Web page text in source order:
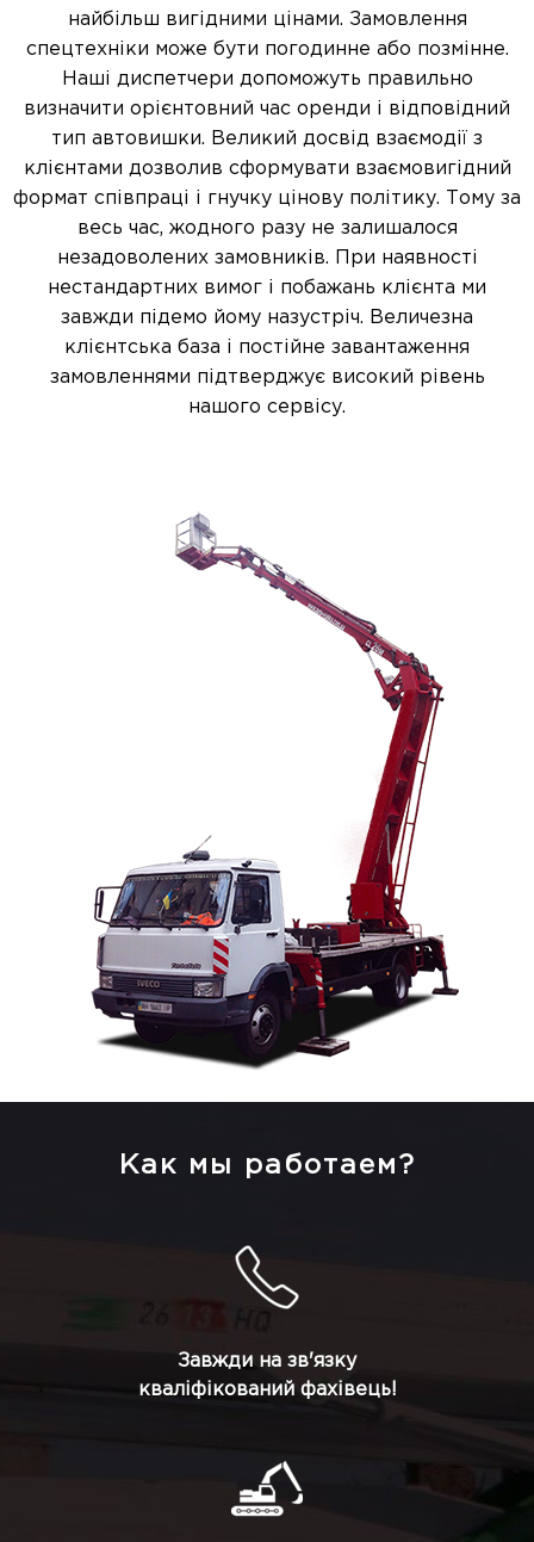
найбільш вигідними цінами. Замовлення
спецтехніки може бути погодинне або позмінне.
Наші диспетчери допоможуть правильно
визначити орієнтовний час оренди і відповідний
тип автовишки. Великий досвід взаємодії з
клієнтами дозволив сформувати взаємовигідний
формат співпраці і гнучку цінову політику. Тому за
весь час, жодного разу не залишалося
незадоволених замовників. При наявності
нестандартних вимог і побажань клієнта ми
завжди підемо йому назустріч. Величезна
клієнтська база і постійне завантаження
замовленнями підтверджує високий рівень
нашого сервісу.
Как мы работаем?
Завжди на зв'язку
кваліфікований фахівець!